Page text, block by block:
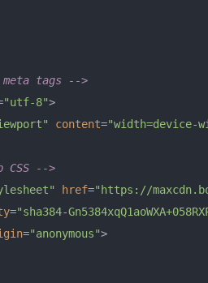
tags -->
"utf-8">
content=
CSS -->
href="https://
="sha384-
="anonymous">